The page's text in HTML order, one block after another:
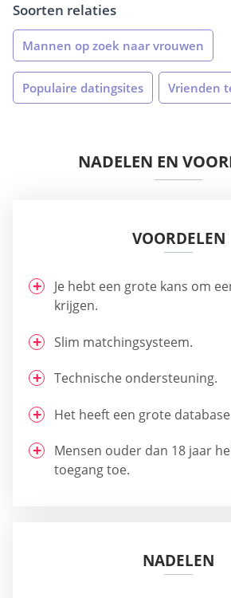
Soorten relaties
Mannen op zoek naar vrouwen
Populaire datingsites Vrienden
NADELEN EN
VOORDELEN
Je hebt een grote kans om
krijgen.
Slim matchingsysteem.
Technische ondersteuning.
Het heeft een grote
Mensen ouder dan 18 jaar
toegang toe.
NADELEN